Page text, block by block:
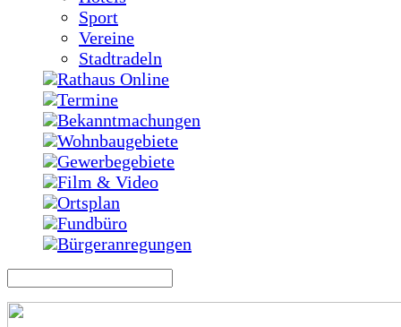
Sport
Vereine
Stadtradeln
Rathaus Online
Termine
Bekanntmachungen
Wohnbaugebiete
Gewerbegebiete
Film & Video
Ortsplan
Fundbüro
Bürgeranregungen